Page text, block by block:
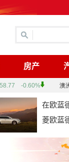
房产
在欧蓝
菱欧蓝